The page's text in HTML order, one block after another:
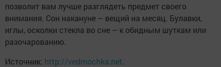
позволит вам лучше разглядеть предмет своего
внимания. Сон накануне – вещий на месяц. Булавки,
иглы, осколки стекла во сне – к обидным шуткам или
разочарованию.
Источник: http://vedmochka.net.